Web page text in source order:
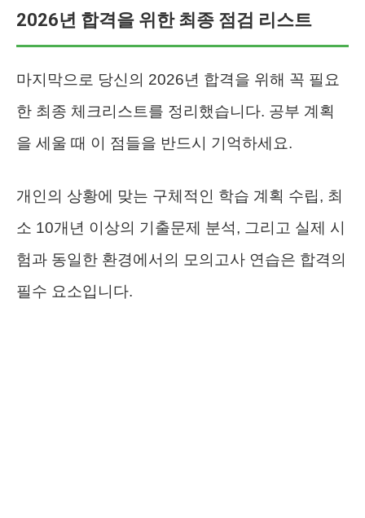
2026년 합격을 위한 최종 점검 리스트
마지막으로 당신의 2026년 합격을 위해 꼭 필요
한 최종 체크리스트를 정리했습니다. 공부 계획
을 세울 때 이 점들을 반드시 기억하세요.
개인의 상황에 맞는 구체적인 학습 계획 수립, 최
소 10개년 이상의 기출문제 분석, 그리고 실제 시
험과 동일한 환경에서의 모의고사 연습은 합격의
필수 요소입니다.